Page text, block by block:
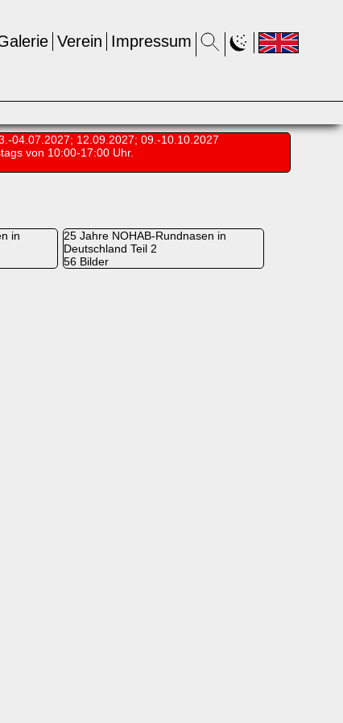
Impressum
Verein
04.07.2027; 12.09.2027; 09.-10.10.2027
von 10:00-17:00 Uhr.
in
25 Jahre NOHAB-Rundnasen in
Deutschland Teil 2
56 Bilder